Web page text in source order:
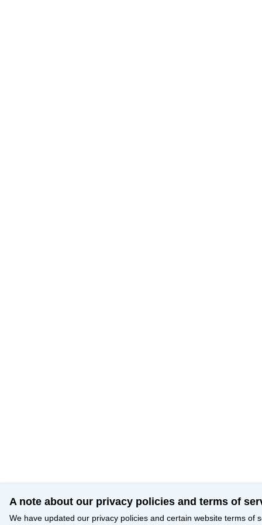
A note about our privacy policies and terms of
We have updated our privacy policies and certain website terms of